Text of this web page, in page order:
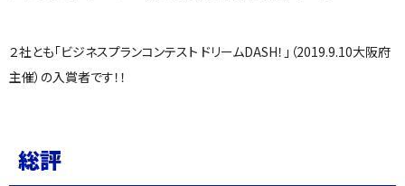
２社とも「ビジネスプランコンテスト ドリームDASH！」（2019.9.10大阪府
主催）の入賞者です！！
総評